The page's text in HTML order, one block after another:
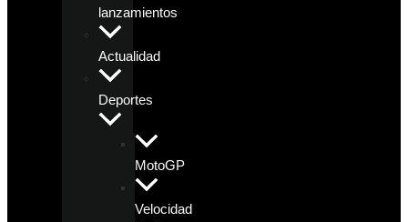
lanzamientos
Actualidad
Deportes
MotoGP
Velocidad